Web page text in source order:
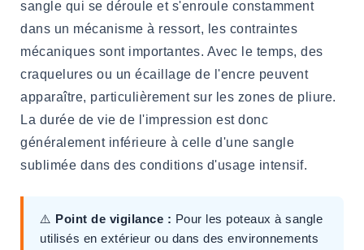
sangle qui se déroule et s'enroule constamment
dans un mécanisme à ressort, les contraintes
mécaniques sont importantes. Avec le temps, des
craquelures ou un écaillage de l'encre peuvent
apparaître, particulièrement sur les zones de pliure.
La durée de vie de l'impression est donc
généralement inférieure à celle d'une sangle
sublimée dans des conditions d'usage intensif.
⚠️ Point de vigilance : Pour les poteaux à sangle
utilisés en extérieur ou dans des environnements